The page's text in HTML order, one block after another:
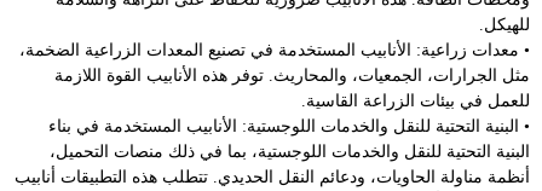
للهيكل.
• معدات زراعية: الأنابيب المستخدمة في تصنيع المعدات الزراعية الضخمة،
مثل الجرارات، الجمعيات، والمحاريث. توفر هذه الأنابيب القوة اللازمة
للعمل في بيئات الزراعة القاسية.
• البنية التحتية للنقل والخدمات اللوجستية: الأنابيب المستخدمة في بناء
البنية التحتية للنقل والخدمات اللوجستية، بما في ذلك منصات التحميل،
أنظمة مناولة الحاويات، ودعائم النقل الحديدي. تتطلب هذه التطبيقات أنابيب